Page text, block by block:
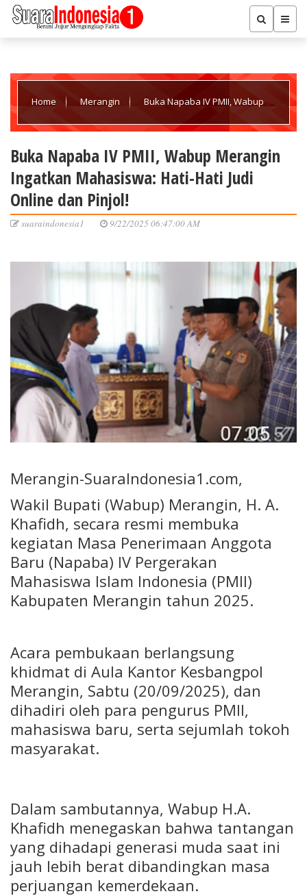
Home Merangin Buka Napaba IV PMII, Wabup
Buka Napaba IV PMII, Wabup Merangin
Ingatkan Mahasiswa: Hati-Hati Judi
Online dan Pinjol!
suaraindonesia1 9/22/2025 06:47:00 AM
Merangin-SuaraIndonesia1.com,
Wakil Bupati (Wabup) Merangin, H. A.
Khafidh, secara resmi membuka
kegiatan Masa Penerimaan Anggota
Baru (Napaba) IV Pergerakan
Mahasiswa Islam Indonesia (PMII)
Kabupaten Merangin tahun 2025.
Acara pembukaan berlangsung
khidmat di Aula Kantor Kesbangpol
Merangin, Sabtu (20/09/2025), dan
dihadiri oleh para pengurus PMII,
mahasiswa baru, serta sejumlah tokoh
masyarakat.
Dalam sambutannya, Wabup H.A.
Khafidh menegaskan bahwa tantangan
yang dihadapi generasi muda saat ini
jauh lebih berat dibandingkan masa
perjuangan kemerdekaan.